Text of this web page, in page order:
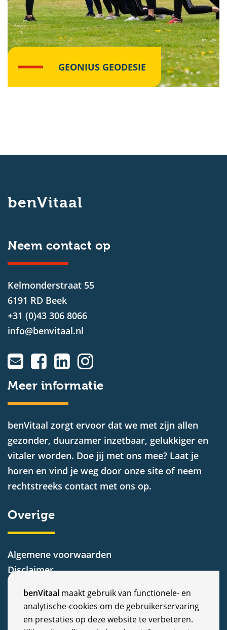
C
o
benVitaal maakt gebruik van functionele- en
analytische-cookies om de gebruikerservaring
en prestaties op deze website te verbeteren.
GEONIUS GEODESIE
benVitaal
Neem contact op
Kelmonderstraat 55
6191 RD Beek
+31 (0)43 306 8066
info@benvitaal.nl
Meer informatie
benVitaal zorgt ervoor dat we met zijn allen
gezonder, duurzamer inzetbaar, gelukkiger en
vitaler worden. Doe jij met ons mee? Laat je
horen en vind je weg door onze site of neem
rechtstreeks contact met ons op.
Overige
Algemene voorwaarden
Disclaimer
Cookiebeleid
Nieuws